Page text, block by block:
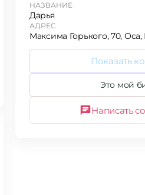
НАЗВАНИЕ
Дарья
АДРЕС
Максима Горького, 70,
Показать
Это мой
Написать